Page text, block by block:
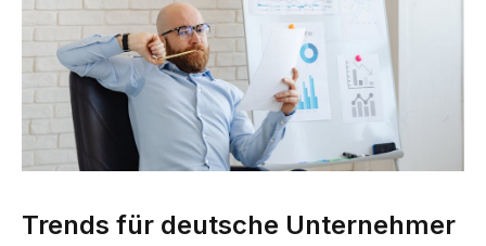
Trends für deutsche Unternehmer